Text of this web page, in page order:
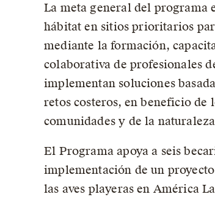
La meta general del programa
hábitat en sitios prioritarios
mediante la formación,
colaborativa de profesionales
implementan soluciones
retos costeros, en beneficio de
comunidades y de la
El Programa apoya a seis
implementación de un
las aves playeras en América